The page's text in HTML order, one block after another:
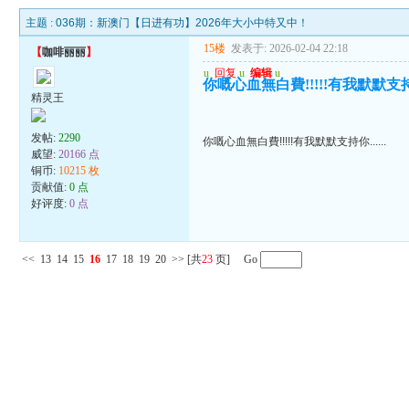
主题 :036期：新澳门【日进有功】2026年大小中特又中！
【咖啡丽丽】
精灵王
发帖:2290
威望:20166 点
铜币: 10215 枚
贡献值:0 点
好评度:0 点
15楼 发表于: 2026-02-04 22:18
u 回复 u 编辑 u
你嘅心血無白費!!!!!有我默默支
你嘅心血無白費!!!!!有我默默支持你......
<< 13 14 15 16 17 18 19 20 >> [共23 页] Go